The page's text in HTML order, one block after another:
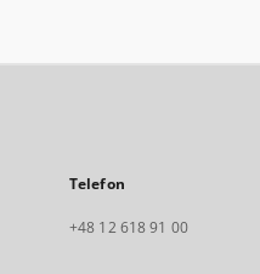
Telefon
+48 12 618 91 00